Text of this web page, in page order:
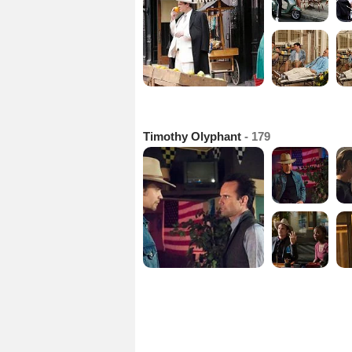
Timothy Olyphant - 179